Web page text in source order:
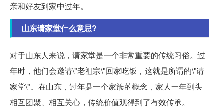
亲和好友到家中过年。
山东请家堂什么意思?
对于山东人来说，请家堂是一个非常重要的传统习俗。过
年时，他们会邀请\"老祖宗\"回家吃饭，这就是所谓的\"请
家堂\"。在山东，过年是一个家族的概念，家人一年到头
相互团聚、相互关心，传统价值观得到了有效传承。